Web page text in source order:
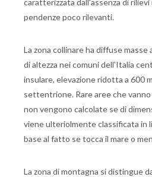
caratterizzata dall'assenza di
pendenze poco rilevanti.
La zona collinare ha diffuse
di altezza nei comuni dell'Italia
insulare, elevazione ridotta a 600
settentrione. Rare aree che
non vengono calcolate se di
viene ulteriolmente classificata in
base al fatto se tocca il mare o
La zona di montagna si distingue